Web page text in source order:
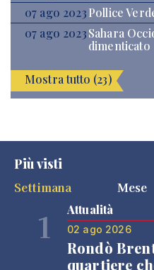
07 ago 2023Pollice
07 ago 2023Sahara
dimenticato
Mostra tutto (23)
Più visti
Settimana
Mese
1 Attualità
02 ago 2026
Rondò
quartiere